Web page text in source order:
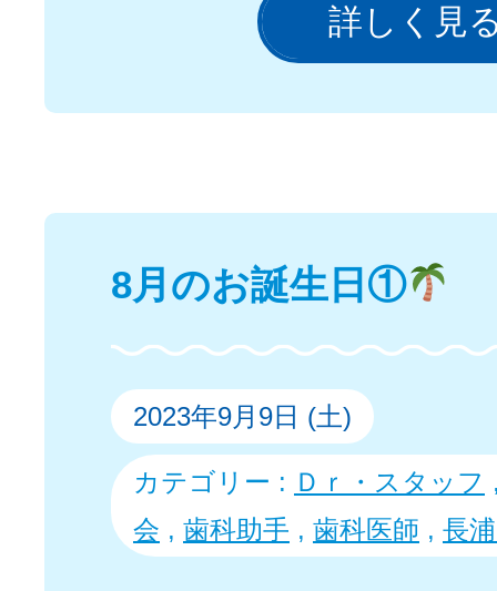
詳しく見
8月のお誕生日①
2023年9月9日 (土)
カテゴリー : Ｄｒ・スタッフ
会 , 歯科助手 , 歯科医師 , 長